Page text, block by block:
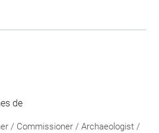
de
/ Commissioner / Archaeologist /